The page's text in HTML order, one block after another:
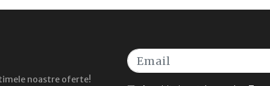
noastre oferte!